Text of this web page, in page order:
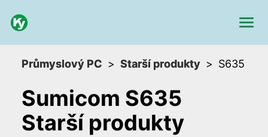
Průmyslový PC Starší produkty S635
Sumicom S635
Starší produkty